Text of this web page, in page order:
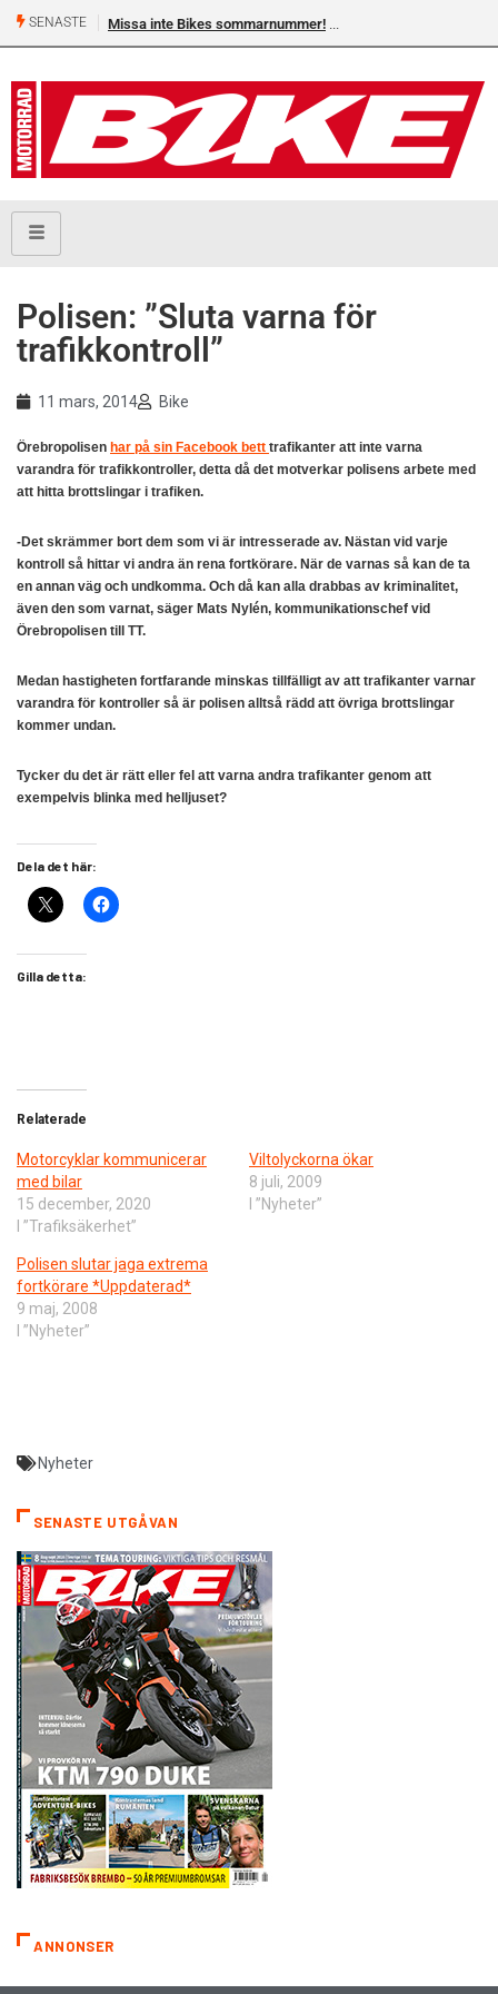
SENASTE Missa inte Bikes sommarnummer!
Polisen: ”Sluta varna för
trafikkontroll”
11 mars, 2014 Bike
Örebropolisen har på sin Facebook bett trafikanter att inte varna
varandra för trafikkontroller, detta då det motverkar polisens arbete med
att hitta brottslingar i trafiken.
-Det skrämmer bort dem som vi är intresserade av. Nästan vid varje
kontroll så hittar vi andra än rena fortkörare. När de varnas så kan de ta
en annan väg och undkomma. Och då kan alla drabbas av kriminalitet,
även den som varnat, säger Mats Nylén, kommunikationschef vid
Örebropolisen till TT.
Medan hastigheten fortfarande minskas tillfälligt av att trafikanter varnar
varandra för kontroller så är polisen alltså rädd att övriga brottslingar
kommer undan.
Tycker du det är rätt eller fel att varna andra trafikanter genom att
exempelvis blinka med helljuset?
Dela det här:
Gilla detta:
Relaterade
Motorcyklar kommunicerar
med bilar
15 december, 2020
I ”Trafiksäkerhet”
Viltolyckorna ökar
8 juli, 2009
I ”Nyheter”
Polisen slutar jaga extrema
fortkörare *Uppdaterad*
9 maj, 2008
I ”Nyheter”
Nyheter
SENASTE UTGÅVAN
ANNONSER